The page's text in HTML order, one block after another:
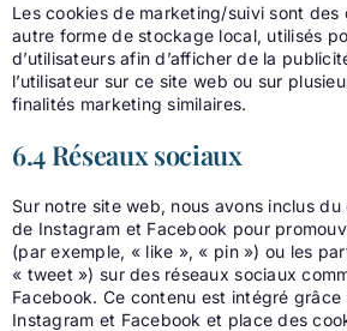
Les cookies de marketing/suivi sont des
autre forme de stockage local, utilisés
d’utilisateurs afin d’afficher de la
l’utilisateur sur ce site web ou sur
finalités marketing similaires.
6.4 Réseaux sociaux
Sur notre site web, nous avons inclus
de Instagram et Facebook pour
(par exemple, « like », « pin ») ou les
« tweet ») sur des réseaux sociaux
Facebook. Ce contenu est intégré
Instagram et Facebook et place des